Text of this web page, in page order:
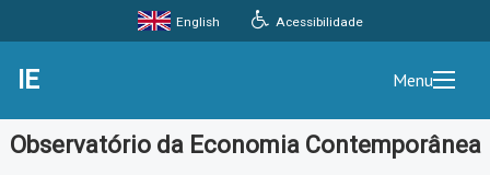
Acessibilidade
English
IE Menu
Observatório da Economia Contemporânea